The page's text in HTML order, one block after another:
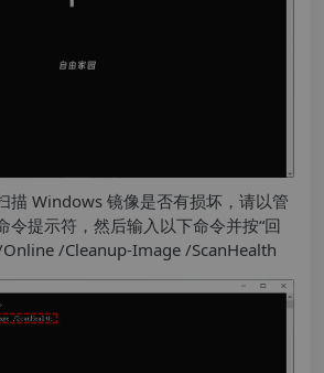
描 Windows 镜像是否有损坏，请以管
令提示符，然后输入以下命令并按“回
Online /Cleanup-Image /ScanHealth